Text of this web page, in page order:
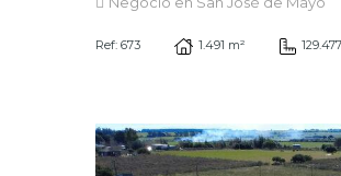
Ref: 673 1.491 m²